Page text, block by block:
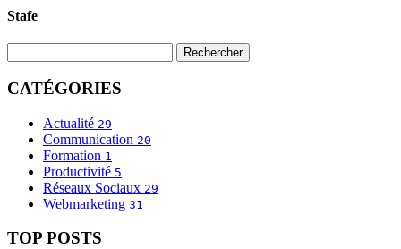
Stafe
CATÉGORIES
Actualité 29
Communication 20
Formation 1
Productivité 5
Réseaux Sociaux 29
Webmarketing 31
TOP POSTS